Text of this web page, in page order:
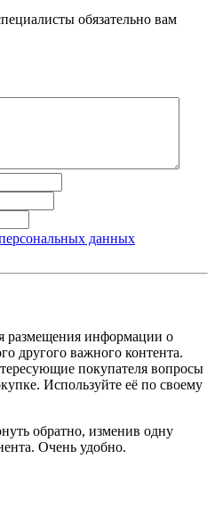
обязательно вам
данных
размещения информации о
другого важного контента.
покупателя вопросы
Используйте её по своему
обратно, изменив одну
Очень удобно.